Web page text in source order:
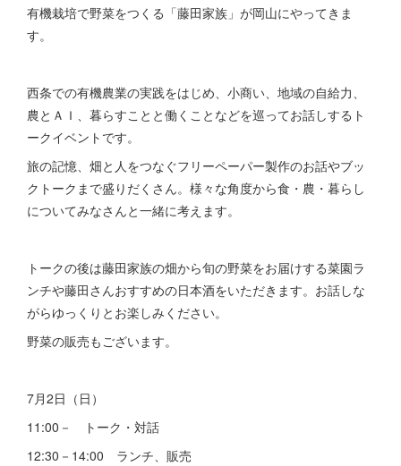
有機栽培で野菜をつくる「藤田家族」が岡山にやってきま
す。
西条での有機農業の実践をはじめ、小商い、地域の自給力、
農とＡＩ、暮らすことと働くことなどを巡ってお話しするト
ークイベントです。
旅の記憶、畑と人をつなぐフリーペーパー製作のお話やブッ
クトークまで盛りだくさん。様々な角度から食・農・暮らし
についてみなさんと一緒に考えます。
トークの後は藤田家族の畑から旬の野菜をお届けする菜園ラ
ンチや藤田さんおすすめの日本酒をいただきます。お話しな
がらゆっくりとお楽しみください。
野菜の販売もございます。
7月2日（日）
11:00－ トーク・対話
12:30－14:00 ランチ、販売